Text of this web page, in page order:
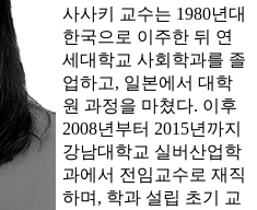
사사키 교수는 1980년대
한국으로 이주한 뒤 연
세대학교 사회학과를 졸
업하고, 일본에서 대학
원 과정을 마쳤다. 이후
2008년부터 2015년까지
강남대학교 실버산업학
과에서 전임교수로 재직
하며, 학과 설립 초기 교